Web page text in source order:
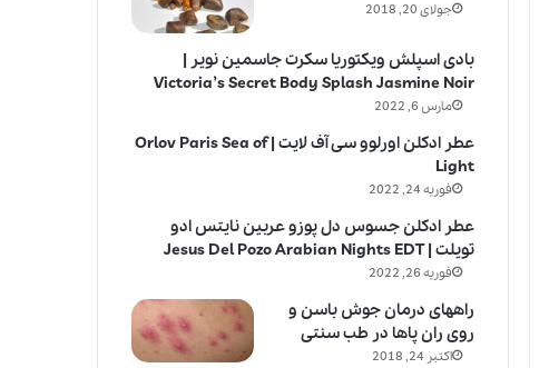
جولای 20, 2018
بادی اسپلش ویکتوریا سکرت جاسمین نویر |
Victoria’s Secret Body Splash Jasmine Noir
مارس 6, 2022
عطر ادکلن اورلوو سی آف لایت | Orlov Paris Sea of
Light
فوریه 24, 2022
عطر ادکلن جسوس دل پوزو عربین نایتس ادو
تویلت | Jesus Del Pozo Arabian Nights EDT
فوریه 26, 2022
راههای درمان جوش باسن و
روی ران پاها در طب سنتی
اکتبر 24, 2018